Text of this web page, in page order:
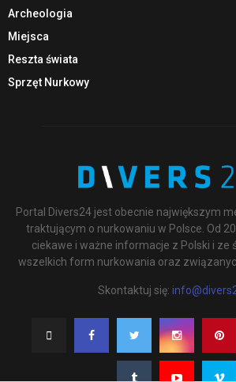
Archeologia
Miejsca
Reszta świata
Sprzęt Nurkowy
Portal Divers24 jest obecnie największym
traktującym o nurkowaniu w Polsce. Od
ciekawe i ważne informacje z Polski i ze
wszelkich form nurkowania oraz
Skontaktuj się: